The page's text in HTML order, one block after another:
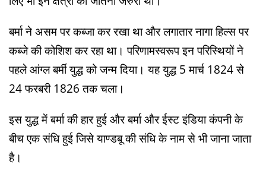
बर्मा ने असम पर कब्जा कर रखा था और लगातार नागा हिल्स पर
कब्जे की कोशिश कर रहा था। परिणामस्वरूप इन परिस्थियों ने
पहले आंग्ल बर्मी युद्ध को जन्म दिया। यह युद्ध 5 मार्च 1824 से
24 फरबरी 1826 तक चला।
इस युद्ध में बर्मा की हार हुई और बर्मा और ईस्ट इंडिया कंपनी के
बीच एक संधि हुई जिसे याण्डबू की संधि के नाम से भी जाना जाता
है।